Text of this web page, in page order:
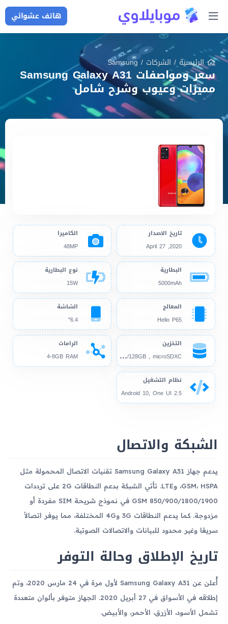
هاتف عشوائي
الرئيسية/ الشركات /
Samsung
سعر ومواصفات Samsung Galaxy A31
مميزات وعيوب وشرح شامل
تاريخ الاصدار
2020, April 27
الكاميرا
48MP
البطارية
5000mAh
نوع البطارية
15W
المعالج
Helio P65
الشاشة
6.4"
التخزين
64G
B/128GB , microSDXC
الرامات
4-8GB RAM
نظام التشغيل
Android 10, One UI 2.5
الشبكة والاتصال
يدعم جهاز Samsung Galaxy A31 تقنيات الاتصال المحمولة مثل
GSM، HSPA، وLTE. تأتي الشبكة بدعم النطاقات 2G على ترددات
GSM 850/900/1800/1900 في نموذج شريحة SIM مفردة أو
مزدوجة. كما يدعم النطاقات 3G و4G المختلفة، مما يوفر اتصالاً
سريعًا وغير محدود للبيانات والاتصالات الصوتية.
تاريخ الإطلاق وحالة التوفر
أُعلن عن Samsung Galaxy A31 لأول مرة في 24 مارس 2020، وتم
إطلاقه في الأسواق في 27 أبريل 2020. الجهاز متوفر بألوان متعددة
تشمل الأسود، الأزرق، الأحمر، والأبيض.